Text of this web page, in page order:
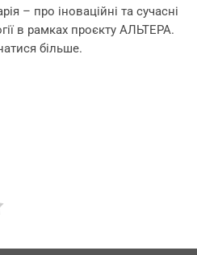
– про іноваційні та сучасні
в рамках проєкту АЛЬТЕРА.
більше.